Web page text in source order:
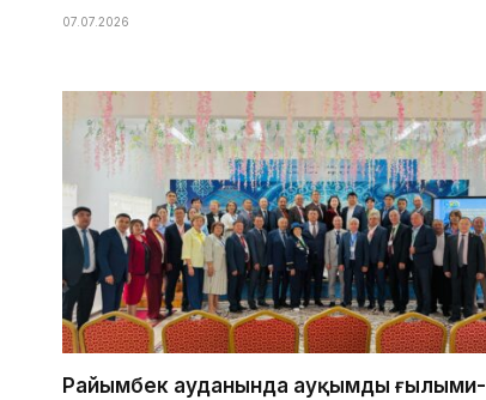
07.07.2026
Райымбек ауданында ауқымды ғылыми-